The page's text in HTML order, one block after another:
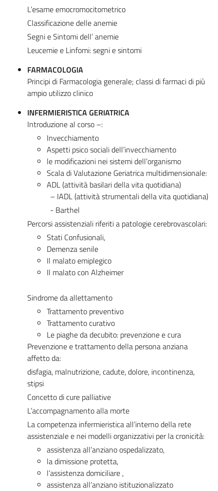
L’esame emocromocitometrico
Classificazione delle anemie
Segni e Sintomi dell’ anemie
Leucemie e Linfomi: segni e sintomi
FARMACOLOGIA
Principi di Farmacologia generale; classi di farmaci di più
ampio utilizzo clinico
INFERMIERISTICA GERIATRICA
Introduzione al corso –:
Invecchiamento
Aspetti psico sociali dell’invecchiamento
le modificazioni nei sistemi dell’organismo
Scala di Valutazione Geriatrica multidimensionale:
ADL (attività basilari della vita quotidiana)
– IADL (attività strumentali della vita quotidiana)
- Barthel
Percorsi assistenziali riferiti a patologie cerebrovascolari:
Stati Confusionali,
Demenza senile
Il malato emiplegico
Il malato con Alzheimer
Sindrome da allettamento
Trattamento preventivo
Trattamento curativo
Le piaghe da decubito: prevenzione e cura
Prevenzione e trattamento della persona anziana
affetto da:
disfagia, malnutrizione, cadute, dolore, incontinenza,
stipsi
Concetto di cure palliative
L’accompagnamento alla morte
La competenza infermieristica all’interno della rete
assistenziale e nei modelli organizzativi per la cronicità:
assistenza all’anziano ospedalizzato,
la dimissione protetta,
l’assistenza domiciliare ,
assistenza all’anziano istituzionalizzato